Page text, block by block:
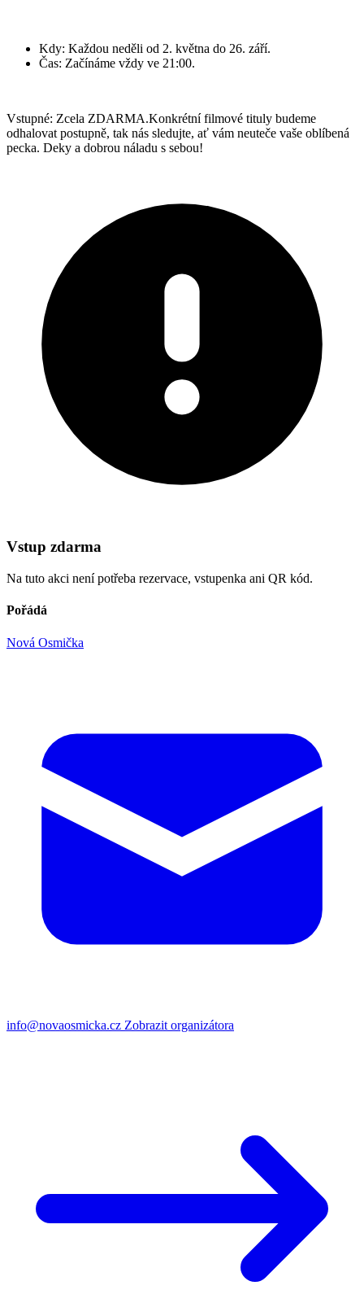
Kdy: Každou neděli od 2. května do 26. září.
Čas: Začínáme vždy ve 21:00.
Vstupné: Zcela ZDARMA.Konkrétní filmové tituly budeme
odhalovat postupně, tak nás sledujte, ať vám neuteče vaše oblíbená
pecka. Deky a dobrou náladu s sebou!
Vstup zdarma
Na tuto akci není potřeba rezervace, vstupenka ani QR kód.
Pořádá
Nová Osmička
info@novaosmicka.cz Zobrazit organizátora